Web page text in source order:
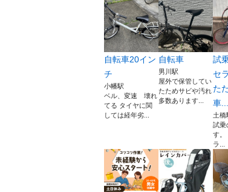
自転車20イン
チ
小幡駅
ベル、変速 壊れ
てる タイヤに関
しては経年劣...
自転車
男川駅
屋外で保管してい
たためサビや汚れ
多数あります...
試
セ
た
車...
土橋
試乗
す
ラ...